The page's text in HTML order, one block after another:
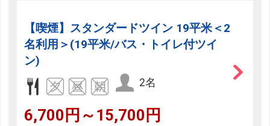
【喫煙】スタンダードツイン 19平米＜2
名利用＞(19平米/バス・トイレ付ツイ
ン)
2名
6,700円～15,700円